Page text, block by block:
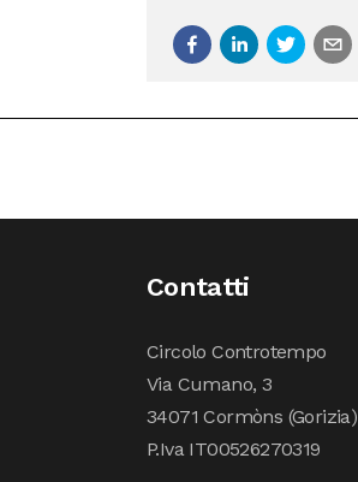
Contatti
Circolo Controtempo
Via Cumano, 3
34071 Cormòns (Gorizia)
P.Iva IT00526270319